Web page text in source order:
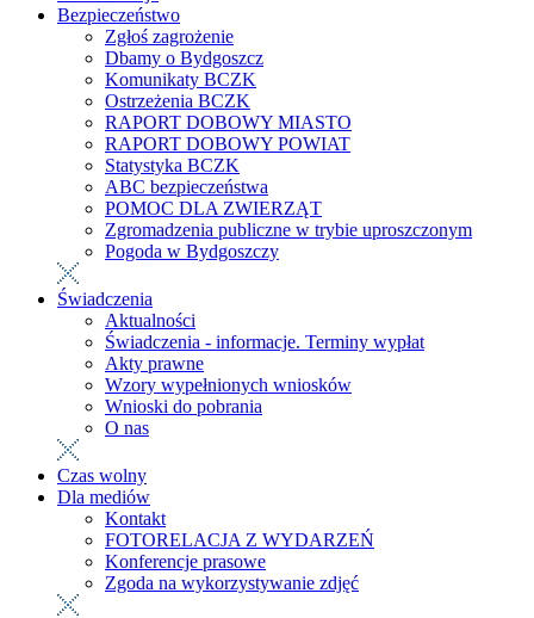
Bezpieczeństwo
Zgłoś zagrożenie
Dbamy o Bydgoszcz
Komunikaty BCZK
Ostrzeżenia BCZK
RAPORT DOBOWY MIASTO
RAPORT DOBOWY POWIAT
Statystyka BCZK
ABC bezpieczeństwa
POMOC DLA ZWIERZĄT
Zgromadzenia publiczne w trybie uproszczonym
Pogoda w Bydgoszczy
Świadczenia
Aktualności
Świadczenia - informacje. Terminy wypłat
Akty prawne
Wzory wypełnionych wniosków
Wnioski do pobrania
O nas
Czas wolny
Dla mediów
Kontakt
FOTORELACJA Z WYDARZEŃ
Konferencje prasowe
Zgoda na wykorzystywanie zdjęć